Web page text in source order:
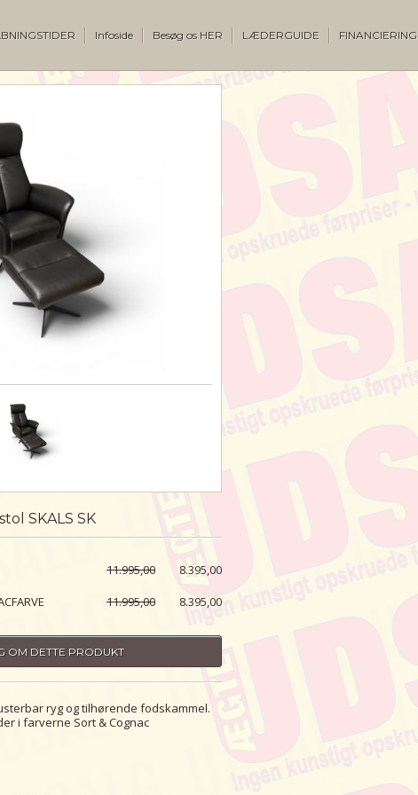
Infoside Besøg os HER LÆDERGUIDE FINANCIERING
SKALS SK
11.995,00
8.395,00
11.995,00 8.395,00
OM DETTE PRODUKT
ryg og tilhørende fodskammel.
i farverne Sort & Cognac